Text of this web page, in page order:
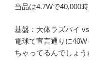
当品は4.7Wで40,000
基盤：大体ラズパイ
電球て宣言通りに
ちゃってるんでしょう